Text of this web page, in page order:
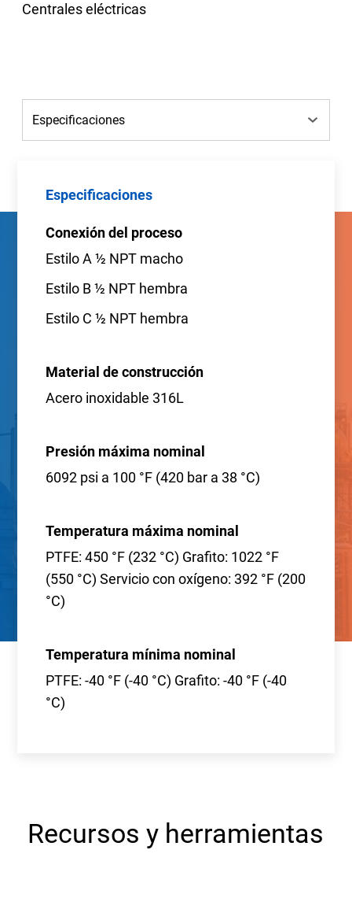
Centrales eléctricas
Especificaciones
Conexión del proceso
Estilo A ½ NPT macho
Estilo B ½ NPT hembra
Estilo C ½ NPT hembra
Material de construcción
Acero inoxidable 316L
Presión máxima nominal
6092 psi a 100 °F (420 bar a 38 °C)
Temperatura máxima nominal
PTFE: 450 °F (232 °C) Grafito: 1022 °F
(550 °C) Servicio con oxígeno: 392 °F (200
°C)
Temperatura mínima nominal
PTFE: -40 °F (-40 °C) Grafito: -40 °F (-40
°C)
Recursos y herramientas